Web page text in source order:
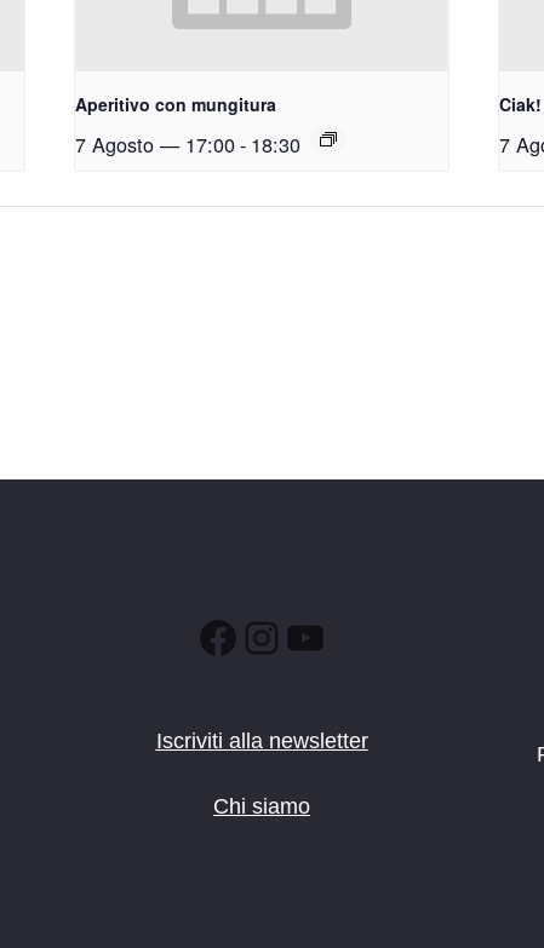
Aperitivo con mungitura
7 Agosto — 17:00- 18:30 7
Facebook
Instagram
YouTube
Iscriviti alla newsletter
Chi siamo